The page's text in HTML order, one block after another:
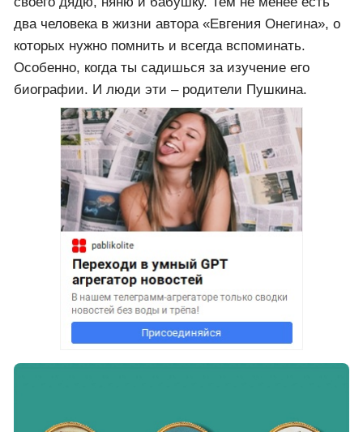
два человека в жизни автора «Евгения Онегина», о
которых нужно помнить и всегда вспоминать.
Особенно, когда ты садишься за изучение его
биографии. И люди эти – родители Пушкина.